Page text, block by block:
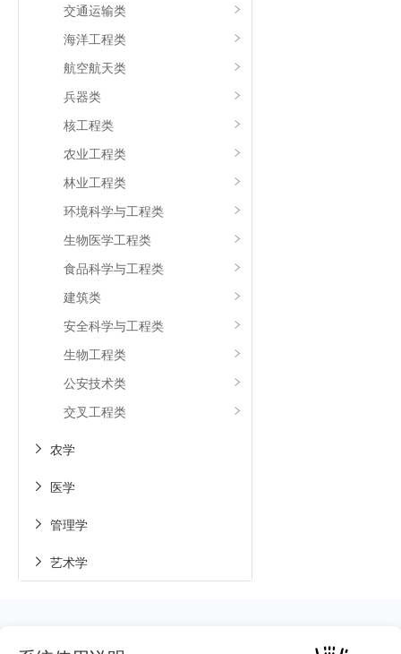
交通运输类
海洋工程类
航空航天类
兵器类
核工程类
农业工程类
林业工程类
环境科学与工程类
生物医学工程类
食品科学与工程类
建筑类
安全科学与工程类
生物工程类
公安技术类
交叉工程类
农学

医学

管理学

艺术学
